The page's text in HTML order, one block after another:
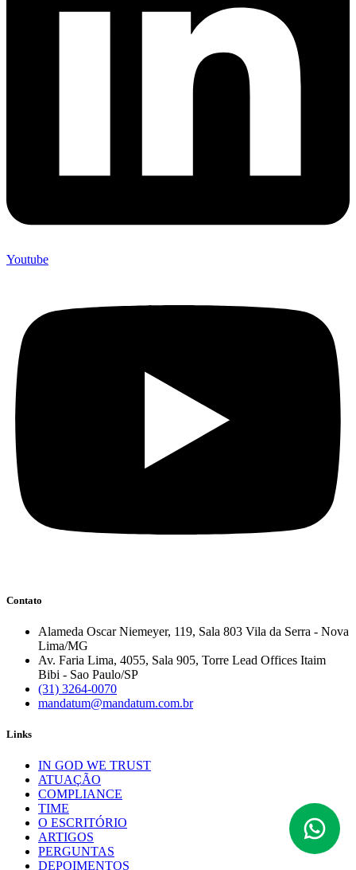
Youtube
Contato
Alameda Oscar Niemeyer, 119, Sala 803 Vila da Serra - Nova
Lima/MG
Av. Faria Lima, 4055, Sala 905, Torre Lead Offices Itaim
Bibi - Sao Paulo/SP
(31) 3264-0070
mandatum@mandatum.com.br
Links
IN GOD WE TRUST
ATUAÇÃO
COMPLIANCE
TIME
O ESCRITÓRIO
ARTIGOS
PERGUNTAS
DEPOIMENTOS